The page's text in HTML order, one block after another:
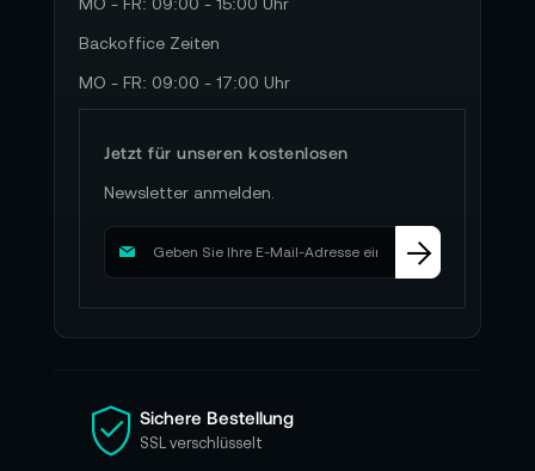
Backoffice Zeiten
MO - FR: 09:00 - 17:00 Uhr
Jetzt für unseren kostenlosen
Newsletter anmelden.
M
d
i
e
s
Sichere Bestellung
SSL verschlüsselt